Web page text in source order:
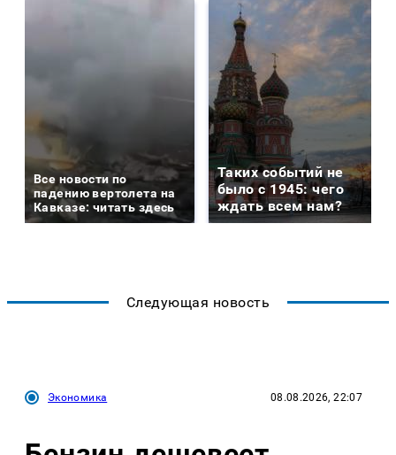
Все новости по
падению вертолета на
Кавказе: читать здесь
Таких событий не
было с 1945: чего
ждать всем нам?
Следующая новость
Экономика 08.08.2026, 22:07